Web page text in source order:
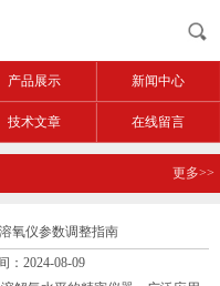
产品展示 新闻中心
技术文章 在线留言
更多>>
氧仪参数调整指南
：2024-08-09